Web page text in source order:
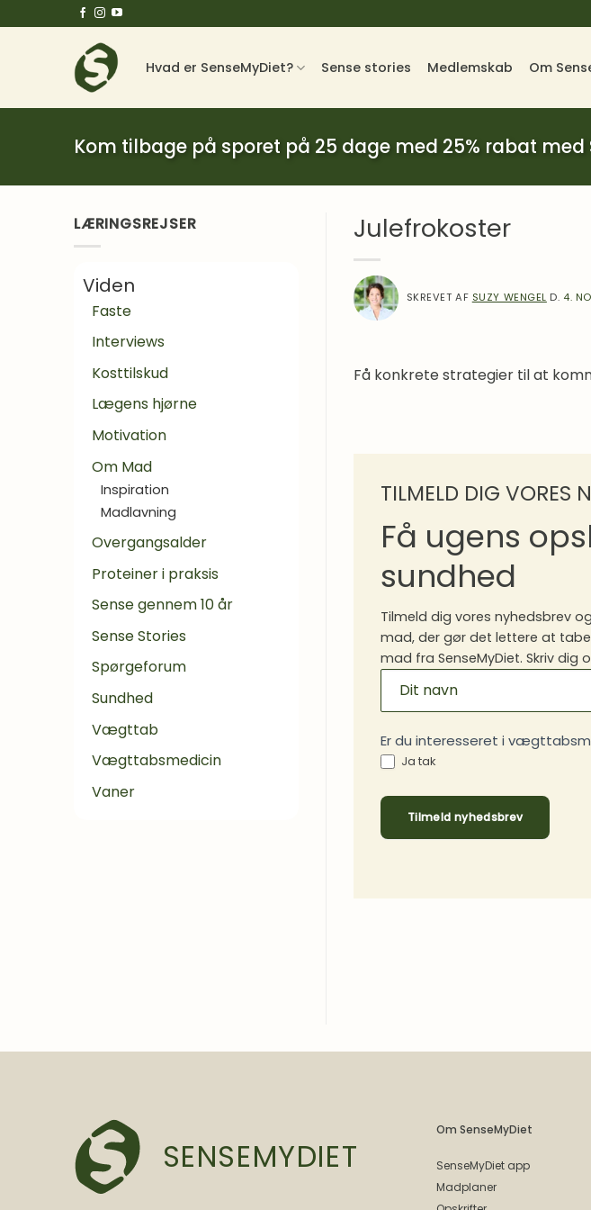
til
Hvad er SenseMyDiet? Sense stories Medlemskab Om
Kom tilbage på sporet på 25 dage med 25% rabat med
LÆRINGSREJSER
Viden
Faste
Interviews
Kosttilskud
Lægens hjørne
Motivation
Om Mad
Inspiration
Madlavning
Overgangsalder
Proteiner i praksis
Sense gennem 10 år
Sense Stories
Spørgeforum
Sundhed
Vægttab
Vægttabsmedicin
Vaner
Julefrokoster
SKREVET AF SUZY WENGEL D. 4.
Få konkrete strategier til at
TILMELD DIG VORES
Få ugens
sundhed
Tilmeld dig vores nyhedsbrev
mad, der gør det lettere at
mad fra SenseMyDiet. Skriv dig
MAILCHIMP
SIGNUP
Er du interesseret i
Ja tak
Tilmeld nyhedsbrev
SENSEMYDIET
Om SenseMyDiet
SenseMyDiet app
Madplaner